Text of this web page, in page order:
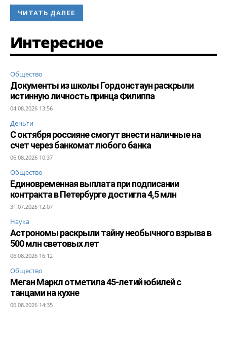
ЧИТАТЬ ДАЛЕЕ
Интересное
Общество
Документы из школы Гордонстаун раскрыли
истинную личность принца Филиппа
04.08.2026 13:56
Деньги
С октября россияне смогут внести наличные на
счет через банкомат любого банка
06.08.2026 10:37
Общество
Единовременная выплата при подписании
контракта в Петербурге достигла 4,5 млн
31.07.2026 12:07
Наука
Астрономы раскрыли тайну необычного взрыва в
500 млн световых лет
06.08.2026 16:12
Общество
Меган Маркл отметила 45-летий юбилей с
танцами на кухне
06.08.2026 14:35